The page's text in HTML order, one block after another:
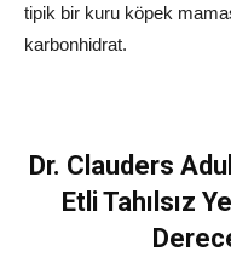
tipik bir kuru köpek
karbonhidrat.
Dr. Clauders
Etli Tahılsız